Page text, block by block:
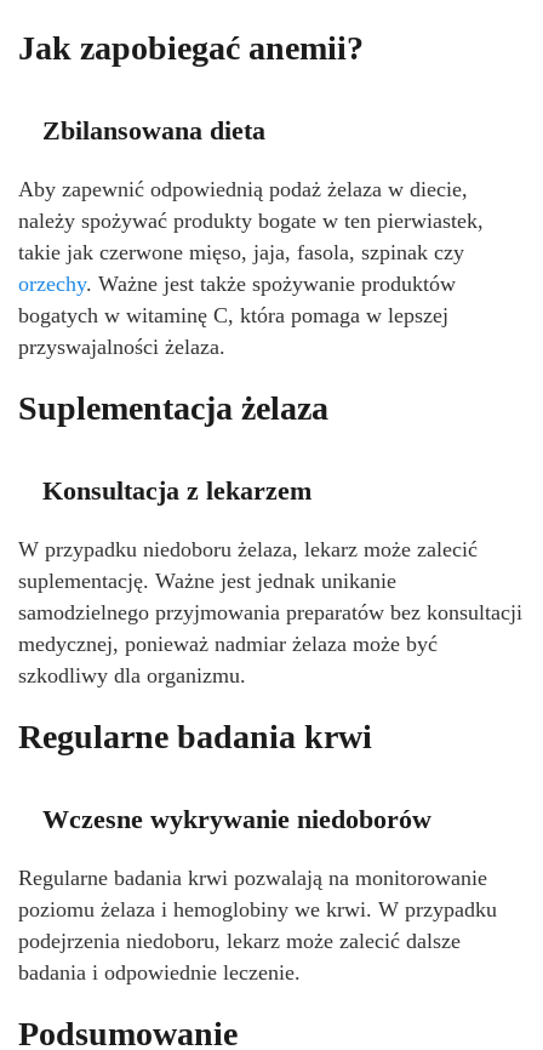
Jak zapobiegać anemii?
Zbilansowana dieta
Aby zapewnić odpowiednią podaż żelaza w diecie,
należy spożywać produkty bogate w ten pierwiastek,
takie jak czerwone mięso, jaja, fasola, szpinak czy
orzechy. Ważne jest także spożywanie produktów
bogatych w witaminę C, która pomaga w lepszej
przyswajalności żelaza.
Suplementacja żelaza
Konsultacja z lekarzem
W przypadku niedoboru żelaza, lekarz może zalecić
suplementację. Ważne jest jednak unikanie
samodzielnego przyjmowania preparatów bez konsultacji
medycznej, ponieważ nadmiar żelaza może być
szkodliwy dla organizmu.
Regularne badania krwi
Wczesne wykrywanie niedoborów
Regularne badania krwi pozwalają na monitorowanie
poziomu żelaza i hemoglobiny we krwi. W przypadku
podejrzenia niedoboru, lekarz może zalecić dalsze
badania i odpowiednie leczenie.
Podsumowanie